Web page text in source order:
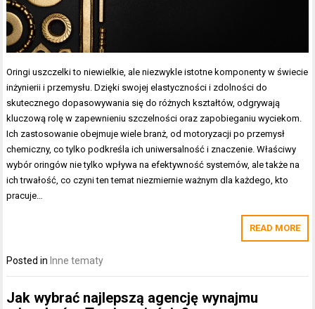
Oringi uszczelki to niewielkie, ale niezwykle istotne komponenty w świecie
inżynierii i przemysłu. Dzięki swojej elastyczności i zdolności do
skutecznego dopasowywania się do różnych kształtów, odgrywają
kluczową rolę w zapewnieniu szczelności oraz zapobieganiu wyciekom.
Ich zastosowanie obejmuje wiele branż, od motoryzacji po przemysł
chemiczny, co tylko podkreśla ich uniwersalność i znaczenie. Właściwy
wybór oringów nie tylko wpływa na efektywność systemów, ale także na
ich trwałość, co czyni ten temat niezmiernie ważnym dla każdego, kto
pracuje…
READ MORE
Posted in Inne tematy
Jak wybrać najlepszą agencję wynajmu